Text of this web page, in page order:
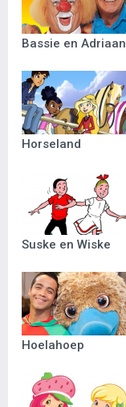
Bassie en Adriaan
Horseland
Suske en Wiske
Hoelahoep